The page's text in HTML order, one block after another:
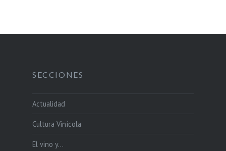
SECCIONES
Actualidad
Cultura Vinícola
El vino y…